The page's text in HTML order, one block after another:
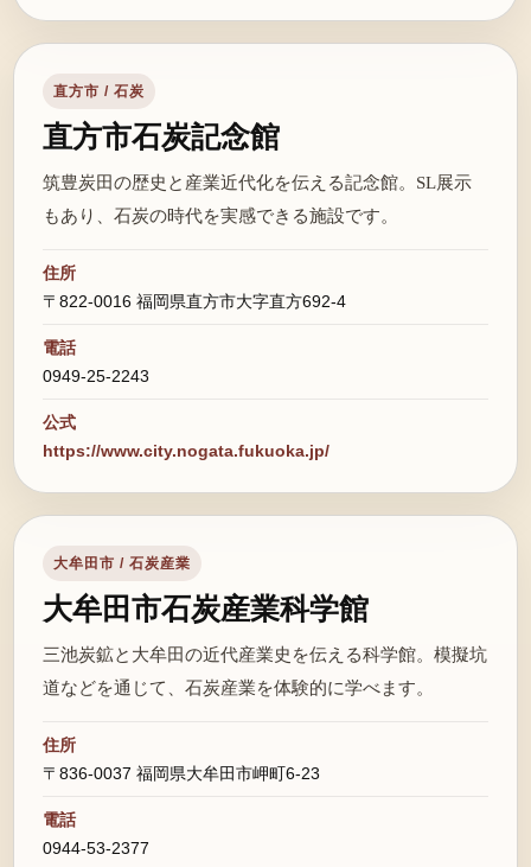
直方市 / 石炭
直方市石炭記念館
筑豊炭田の歴史と産業近代化を伝える記念館。SL展示
もあり、石炭の時代を実感できる施設です。
住所
〒822-0016 福岡県直方市大字直方692-4
電話
0949-25-2243
公式
https://www.city.nogata.fukuoka.jp/
大牟田市 / 石炭産業
大牟田市石炭産業科学館
三池炭鉱と大牟田の近代産業史を伝える科学館。模擬坑
道などを通じて、石炭産業を体験的に学べます。
住所
〒836-0037 福岡県大牟田市岬町6-23
電話
0944-53-2377